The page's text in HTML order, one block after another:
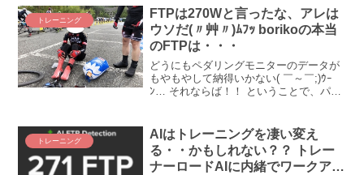
が、なんかそんな感じがしない・・・そ
れもそのはず、ミーのタ...
トレーニング
FTPは270Wと言ったな、アレは
ウソだ(〃艸〃)ﾑﾌｯ borikoの本当
のFTPは・・・
どうにもペダリングモニターのデータが
もやもやして納得いかない( ￣～￣;)ｳｰ
ﾝ… それならば！！ ということで、パイ
驚愕の事実！！ おおぉ、ペダモニでの
FTP計測...
トレーニング
AIはトレーニングを凄い変え
る・・かもしれない？？ トレー
ナーロードAIに内緒でワークアウ